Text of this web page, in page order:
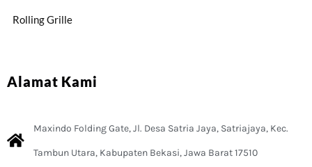
Rolling Grille
Alamat Kami
Maxindo Folding Gate, Jl. Desa Satria Jaya, Satriajaya, Kec.
Tambun Utara, Kabupaten Bekasi, Jawa Barat 17510